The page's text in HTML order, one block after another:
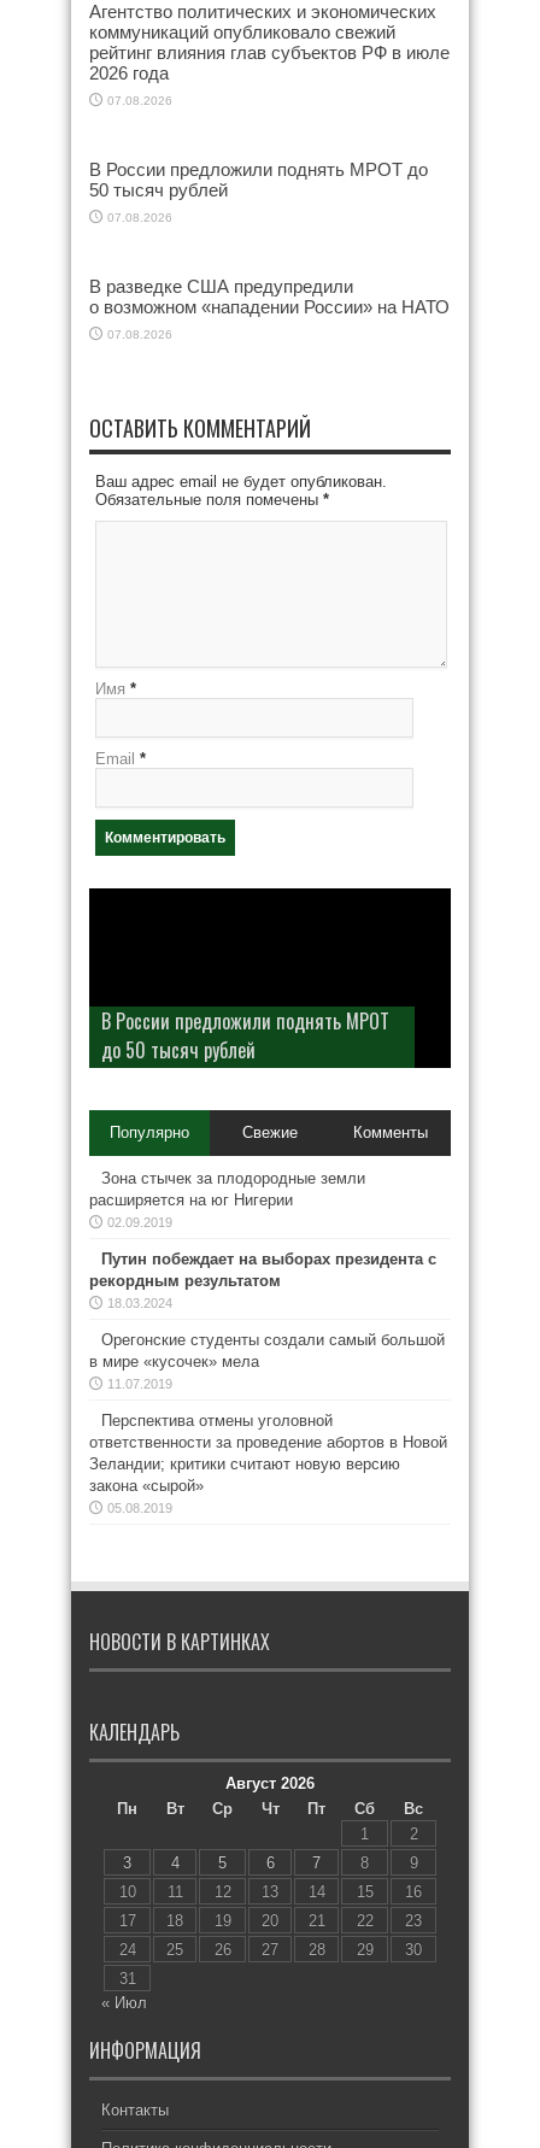
Агентство политических и экономических
коммуникаций опубликовало свежий
рейтинг влияния глав субъектов РФ в июле
2026 года
07.08.2026
В России предложили поднять МРОТ до
50 тысяч рублей
07.08.2026
В разведке США предупредили
о возможном «нападении России» на НАТО
07.08.2026
ОСТАВИТЬ КОММЕНТАРИЙ
Ваш адрес email не будет опубликован.
Обязательные поля помечены *
Имя *
Email *
В России предложили поднять МРОТ
до 50 тысяч рублей
Популярно Свежие Комменты
Зона стычек за плодородные земли
расширяется на юг Нигерии
02.09.2019
Путин побеждает на выборах президента с
рекордным результатом
18.03.2024
Орегонские студенты создали самый большой
в мире «кусочек» мела
11.07.2019
Перспектива отмены уголовной
ответственности за проведение абортов в Новой
Зеландии; критики считают новую версию
закона «сырой»
05.08.2019
НОВОСТИ В КАРТИНКАХ
КАЛЕНДАРЬ
Август 2026
Пн
Вт Ср Чт Пт Сб
Вс
1
2
3
4 5 6 7 8
9
10
11 12 13 14 15
16
17
18 19 20 21 22
23
24
25 26 27 28 29
30
31
« Июл
ИНФОРМАЦИЯ
Контакты